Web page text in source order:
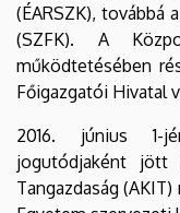
(ÉARSZK), továbbá
(SZFK). A
működtetésében
Főigazgatói Hivatal
2016. június 1-
jogutódjaként jött
Tangazdaság